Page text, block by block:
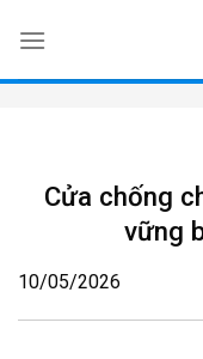
content
Cửa chống
vững
10/05/2026